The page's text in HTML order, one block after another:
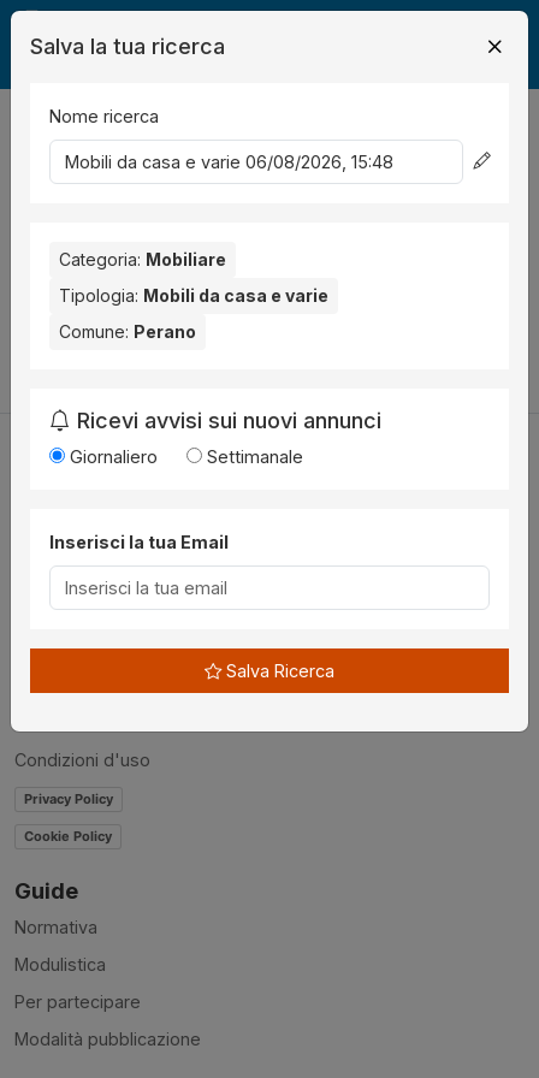
Legalmente Mobili
risultati Ordina per
risultato per la Provincia selezionata:
Prova a modificare i parametri di ricerca:
Utilità
Chi siamo
Disclaimer
News
Condizioni d'uso
Privacy Policy
Cookie Policy
Guide
Normativa
Modulistica
Per partecipare
Modalità pubblicazione
Salva la tua ricerca
Nome ricerca
Categoria: Mobiliare
Tipologia: Mobili da casa e varie
Comune: Perano
Ricevi avvisi sui nuovi annunci
Giornaliero Settimanale
Inserisci la tua Email
Salva Ricerca